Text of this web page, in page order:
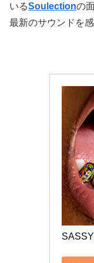
いるSoulectionの
最新のサウンドを